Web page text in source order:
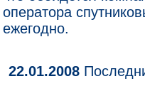
оператора
ежегодно.
22.01.2008